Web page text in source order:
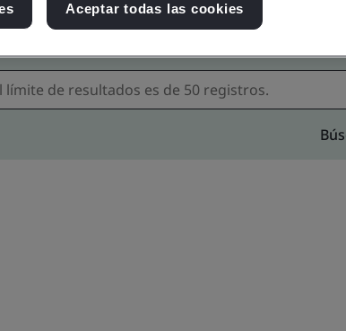
y Verificación
Aceptar todas las cookies